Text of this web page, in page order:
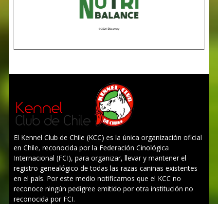
El Kennel Club de Chile (KCC) es la única organización oficial
en Chile, reconocida por la Federación Cinológica
Internacional (FCI), para organizar, llevar y mantener el
registro genealógico de todas las razas caninas existentes
en el país. Por este medio notificamos que el KCC no
reconoce ningún pedigree emitido por otra institución no
reconocida por FCI.